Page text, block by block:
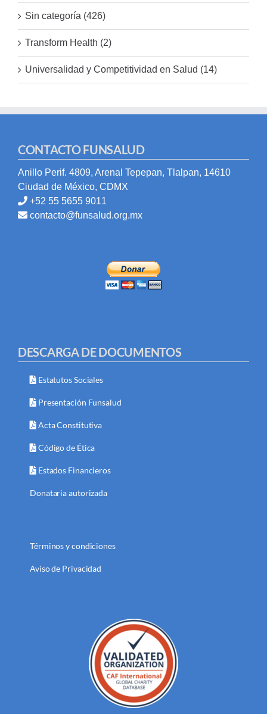
Sin categoría (426)
Transform Health (2)
Universalidad y Competitividad en Salud (14)
CONTACTO FUNSALUD
Anillo Perif. 4809, Arenal Tepepan, Tlalpan, 14610
Ciudad de México, CDMX
+52 55 5655 9011
contacto@funsalud.org.mx
DESCARGA DE DOCUMENTOS
Estatutos Sociales
Presentación Funsalud
Acta Constitutiva
Código de Ética
Estados Financieros
Donataria autorizada
Términos y condiciones
Aviso de Privacidad